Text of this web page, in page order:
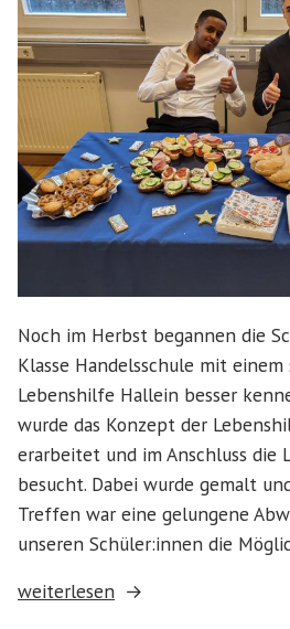
Noch im Herbst begannen die
Klasse Handelsschule mit
Lebenshilfe Hallein besser
wurde das Konzept der
erarbeitet und im Anschluss die
besucht. Dabei wurde gemalt
Treffen war eine gelungene
unseren Schüler:innen die
„Soziales
weiterlesen